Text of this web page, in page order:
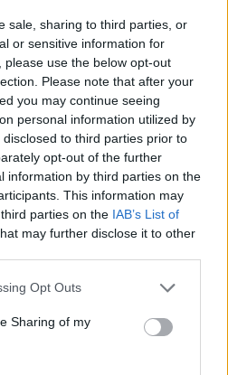
sale, sharing to third parties, or
or sensitive information for
use the below opt-out
Please note that after your
you may continue seeing
personal information utilized by
to third parties prior to
opt-out of the further
information by third parties on the
This information may
parties on the IAB’s List of
may further disclose it to other
Opt Outs
Sharing of my
romlott a feldolgozóipari
A Markit feldolgozóipari
indexének értéke 46,2
Az előzetes értéket
korrigálták.
50 pont alatt tartózkodnak a
menedzser indexek az
a görögök a
41,4 ponton tartózkodik az
és a spanyolok követik